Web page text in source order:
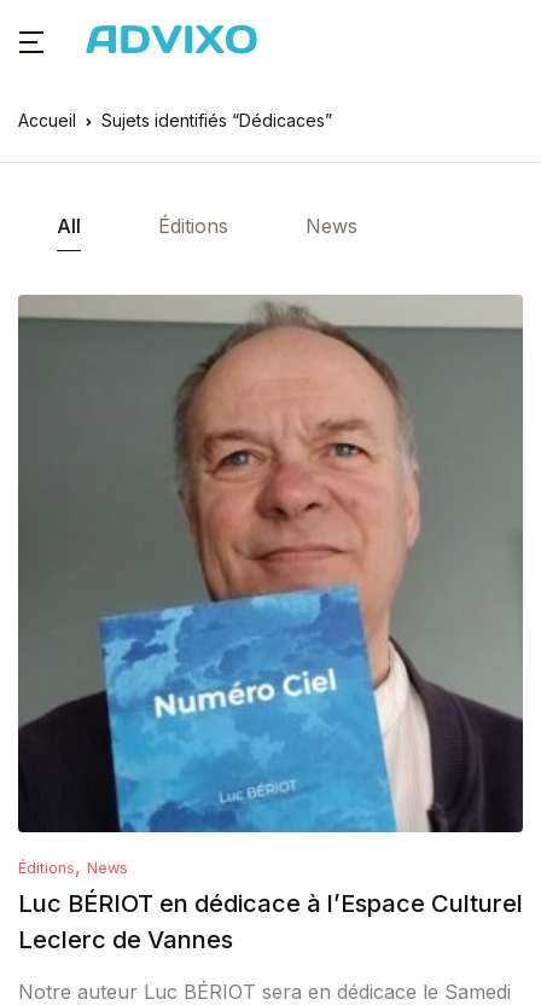
Accueil Sujets identifiés “Dédicaces”
All Éditions News
Éditions, News
Luc BÉRIOT en dédicace à l’Espace Culturel
Leclerc de Vannes
Notre auteur Luc BÉRIOT sera en dédicace le Samedi